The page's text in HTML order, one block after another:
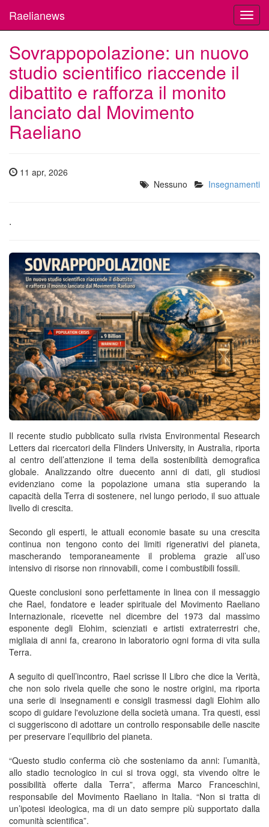
Raelianews
Sovrappopolazione: un nuovo
studio scientifico riaccende il
dibattito e rafforza il monito
lanciato dal Movimento
Raeliano
11 apr, 2026
Nessuno
Insegnamenti
.
Il recente studio pubblicato sulla rivista Environmental Research
Letters dai ricercatori della Flinders University, in Australia, riporta
al centro dell’attenzione il tema della sostenibilità demografica
globale. Analizzando oltre duecento anni di dati, gli studiosi
evidenziano come la popolazione umana stia superando la
capacità della Terra di sostenere, nel lungo periodo, il suo attuale
livello di crescita.
Secondo gli esperti, le attuali economie basate su una crescita
continua non tengono conto dei limiti rigenerativi del pianeta,
mascherando temporaneamente il problema grazie all’uso
intensivo di risorse non rinnovabili, come i combustibili fossili.
Queste conclusioni sono perfettamente in linea con il messaggio
che Rael, fondatore e leader spirituale del Movimento Raeliano
Internazionale, ricevette nel dicembre del 1973 dal massimo
esponente degli Elohim, scienziati e artisti extraterrestri che,
migliaia di anni fa, crearono in laboratorio ogni forma di vita sulla
Terra.
A seguito di quell’incontro, Rael scrisse Il Libro che dice la Verità,
che non solo rivela quelle che sono le nostre origini, ma riporta
una serie di insegnamenti e consigli trasmessi dagli Elohim allo
scopo di guidare l'evoluzione della società umana. Tra questi, essi
ci suggeriscono di adottare un controllo responsabile delle nascite
per preservare l’equilibrio del pianeta.
“Questo studio conferma ciò che sosteniamo da anni: l’umanità,
allo stadio tecnologico in cui si trova oggi, sta vivendo oltre le
possibilità offerte dalla Terra”, afferma Marco Franceschini,
responsabile del Movimento Raeliano in Italia. “Non si tratta di
un’ipotesi ideologica, ma di un dato sempre più supportato dalla
comunità scientifica”.